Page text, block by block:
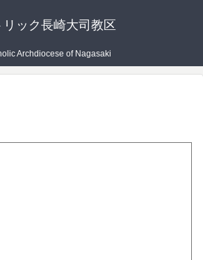
リック長崎大司教区
Archdiocese of Nagasaki